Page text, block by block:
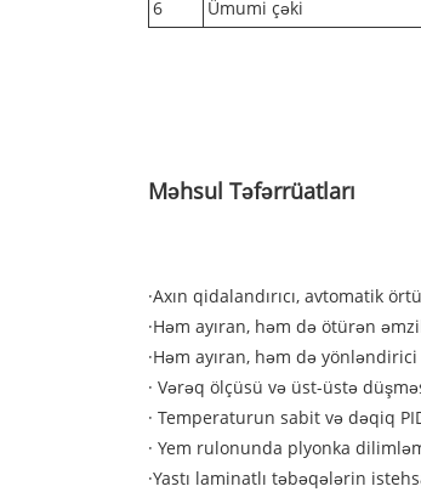
6
Ümumi çəki
Məhsul Təfərrüatları
·Axın qidalandırıcı, avtomatik
·Həm ayıran, həm də ötürən
·Həm ayıran, həm də
· Vərəq ölçüsü və üst-üstə
· Temperaturun sabit və dəqiq
· Yem rulonunda plyonka
·Yastı laminatlı təbəqələrin